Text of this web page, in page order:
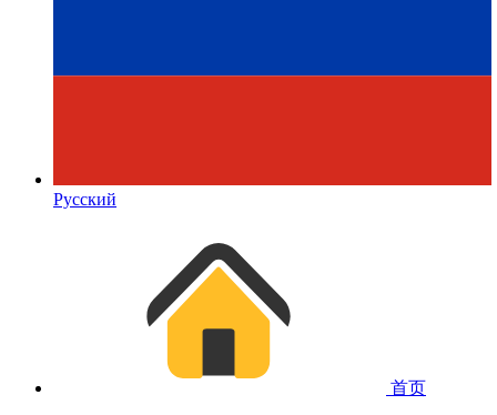
Русский
首页